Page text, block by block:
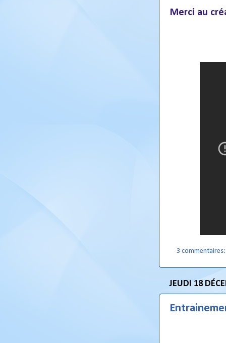
Merci au
3
JEUDI 18